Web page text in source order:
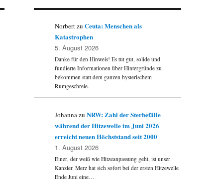
NorbertzuCeuta: Menschen als
Katastrophen
5. August 2026
Danke für den Hinweis! Es tut gut, solide und
fundierte Informationen über Hintergründe zu
bekommen statt dem ganzen hysterischem
Rumgeschreie.
JohannazuNRW: Zahl der Sterbefälle
während der Hitzewelle im Juni 2026
erreicht neuen Höchststand seit 2000
1. August 2026
Einer, der weiß wie Hitzeanpassung geht, ist unser
Kanzler. Merz hat sich sofort bei der ersten Hitzewelle
Ende Juni eine…